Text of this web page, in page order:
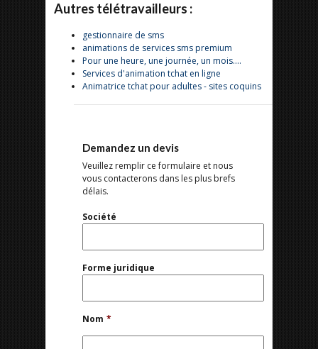
Autres télétravailleurs :
gestionnaire de sms
animations de services sms premium
Pour une heure, une journée, un mois....
Services d'animation tchat en ligne
Animatrice tchat pour adultes - sites coquins
Demandez un devis
Veuillez remplir ce formulaire et nous
vous contacterons dans les plus brefs
délais.
Société
Forme juridique
Nom *